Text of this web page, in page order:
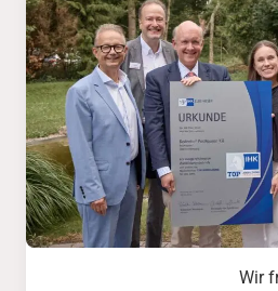
Welt der
antiken
Wir